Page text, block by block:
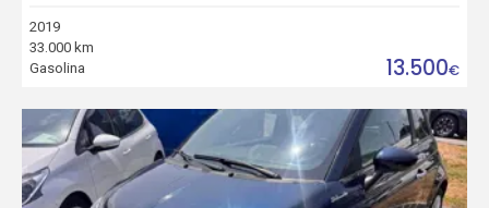
2019
33.000 km
Gasolina
13.500€